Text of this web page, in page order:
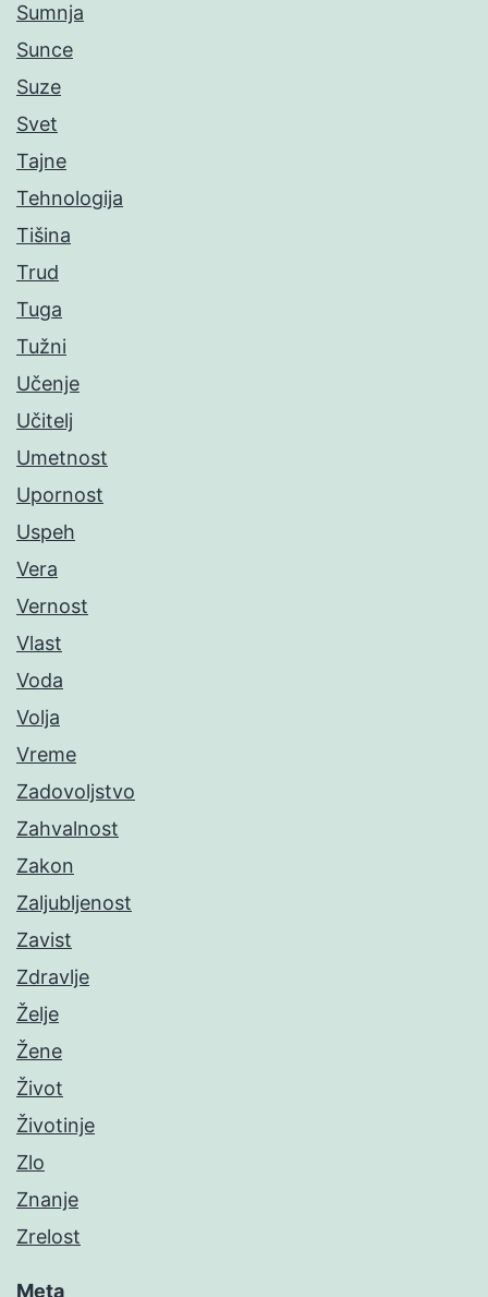
Sumnja
Sunce
Suze
Svet
Tajne
Tehnologija
Tišina
Trud
Tuga
Tužni
Učenje
Učitelj
Umetnost
Upornost
Uspeh
Vera
Vernost
Vlast
Voda
Volja
Vreme
Zadovoljstvo
Zahvalnost
Zakon
Zaljubljenost
Zavist
Zdravlje
Želje
Žene
Život
Životinje
Zlo
Znanje
Zrelost
Meta